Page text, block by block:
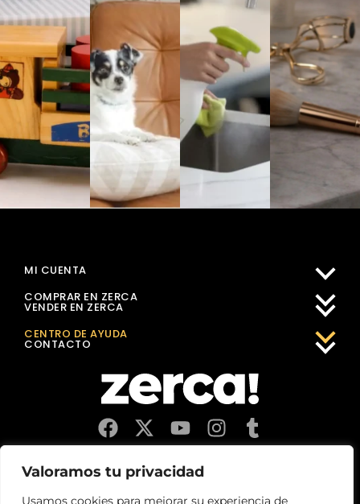
Valoramos tu privacidad
Usamos cookies para mejorar su experiencia de
Comercios, productores y distribuidores locales. Pagan
impuestos aquí, y dinamizan economía y empleo en tu
MI CUENTA
COMPRAR EN ZERCA
VENDER EN ZERCA
CENTRO DE AYUDA
CONTACTO